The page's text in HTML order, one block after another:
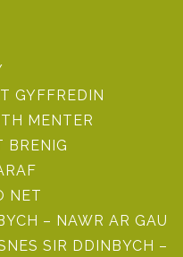
GYFFREDIN
MENTER
BRENIG
NET
– NAWR AR GAU
SIR DDINBYCH –